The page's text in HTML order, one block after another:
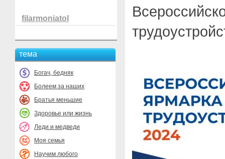
filarmoniatol
тема
Богач, бедняк
Болеем за наших
Братья меньшие
Здоровье или жизнь
Леди и медведи
Моя семья
Научим любого